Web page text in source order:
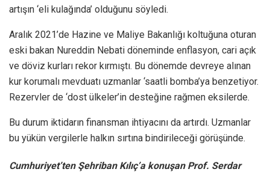
artışın ‘eli kulağında’ olduğunu söyledi.
Aralık 2021’de Hazine ve Maliye Bakanlığı koltuğuna oturan
eski bakan Nureddin Nebati döneminde enflasyon, cari açık
ve döviz kurları rekor kırmıştı. Bu dönemde devreye alınan
kur korumalı mevduatı uzmanlar ‘saatli bomba’ya benzetiyor.
Rezervler de ‘dost ülkeler’in desteğine rağmen eksilerde.
Bu durum iktidarın finansman ihtiyacını da artırdı. Uzmanlar
bu yükün vergilerle halkın sırtına bindirileceği görüşünde.
Cumhuriyet’ten Şehriban Kılıç’a konuşan Prof. Serdar